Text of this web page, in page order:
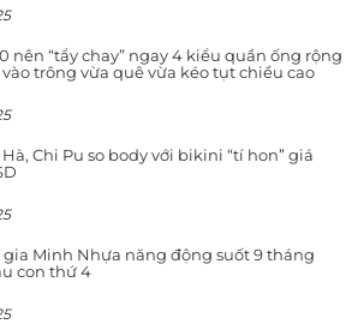
nên “tẩy chay” ngay 4 kiểu quần ống rộng
vào trông vừa quê vừa kéo tụt chiều cao
Chi Pu so body với bikini “tí hon” giá
gia Minh Nhựa năng động suốt 9 tháng
con thứ 4